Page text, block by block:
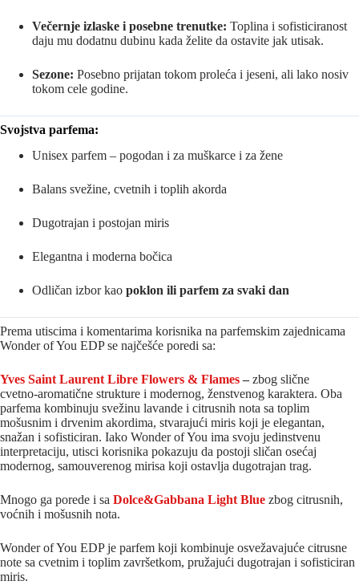
Večernje izlaske i posebne trenutke: Toplina i sofisticiranost
daju mu dodatnu dubinu kada želite da ostavite jak utisak.
Sezone: Posebno prijatan tokom proleća i jeseni, ali lako nosiv
tokom cele godine.
Svojstva parfema:
Unisex parfem – pogodan i za muškarce i za žene
Balans svežine, cvetnih i toplih akorda
Dugotrajan i postojan miris
Elegantna i moderna bočica
Odličan izbor kao poklon ili parfem za svaki dan
Prema utiscima i komentarima korisnika na parfemskim zajednicama
Wonder of You EDP se najčešće poredi sa:
Yves Saint Laurent Libre Flowers & Flames–zbog slične
cvetno‑aromatične strukture i modernog, ženstvenog karaktera. Oba
parfema kombinuju svežinu lavande i citrusnih nota sa toplim
mošusnim i drvenim akordima, stvarajući miris koji je elegantan,
snažan i sofisticiran. Iako Wonder of You ima svoju jedinstvenu
interpretaciju, utisci korisnika pokazuju da postoji sličan osećaj
modernog, samouverenog mirisa koji ostavlja dugotrajan trag.
Mnogo ga porede i sa Dolce&Gabbana Light Blue zbog citrusnih,
voćnih i mošusnih nota.
Wonder of You EDP je parfem koji kombinuje osvežavajuće citrusne
note sa cvetnim i toplim završetkom, pružajući dugotrajan i sofisticiran
miris.